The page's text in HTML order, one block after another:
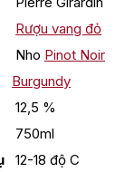
Rượu vang đỏ
Nho Pinot Noir
Burgundy
12,5 %
750ml
12-18 độ C